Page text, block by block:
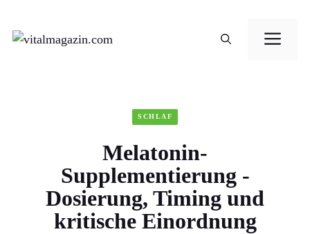
Zum
Inhalt
SCHLAF
Melatonin-
Supplementierung -
Dosierung, Timing und
kritische Einordnung